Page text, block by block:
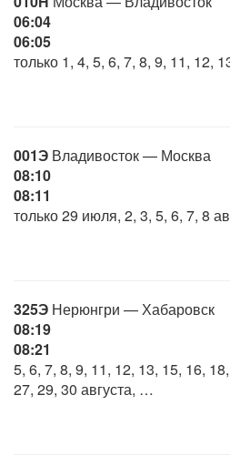
06:04
06:05
только 1, 4, 5, 6, 7, 8, 9, 11, 12,
001Э Владивосток — Москва
08:10
08:11
только 29 июля, 2, 3, 5, 6, 7, 8
325Э Нерюнгри — Хабаровск
08:19
08:21
5, 6, 7, 8, 9, 11, 12, 13, 15, 16,
27, 29, 30 августа, …